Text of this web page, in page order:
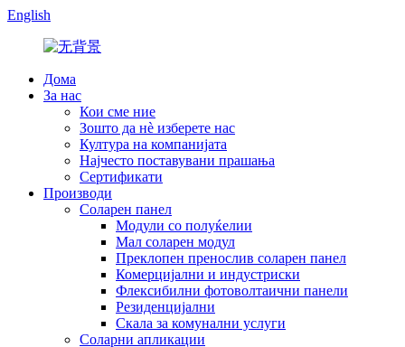
English
Дома
За нас
Кои сме ние
Зошто да нè изберете нас
Култура на компанијата
Најчесто поставувани прашања
Сертификати
Производи
Соларен панел
Модули со полуќелии
Мал соларен модул
Преклопен пренослив соларен панел
Комерцијални и индустриски
Флексибилни фотоволтаични панели
Резиденцијални
Скала за комунални услуги
Соларни апликации